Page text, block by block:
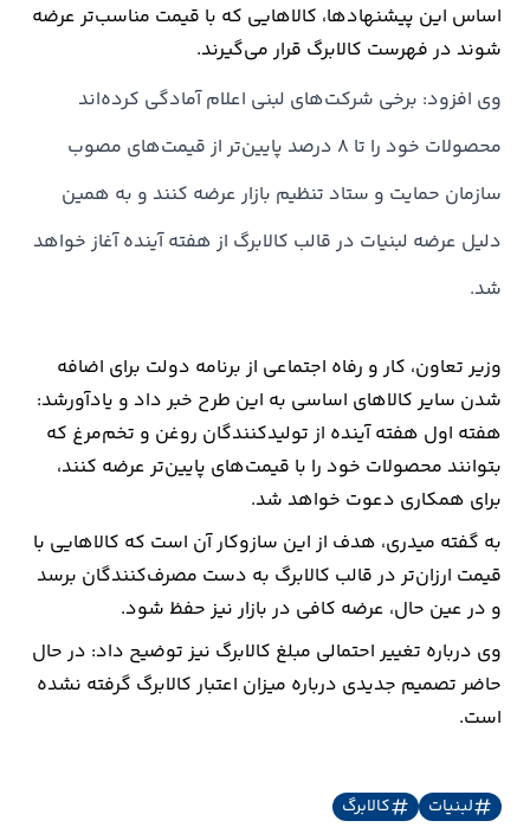
و
اقتصاد
ایران
ارتباطات
خودرو
عمومی
نوتیف
شناور
اساس این پیشنهادها، کالاهایی که با قیمت مناسب‌تر عرضه
شوند در فهرست کالابرگ قرار می‌گیرند.
وی افزود: برخی شرکت‌های لبنی اعلام آمادگی کرده‌اند
محصولات خود را تا ۸ درصد پایین‌تر از قیمت‌های مصوب
سازمان حمایت و ستاد تنظیم بازار عرضه کنند و به همین
دلیل عرضه لبنیات در قالب کالابرگ از هفته آینده آغاز خواهد
شد.
وزیر تعاون، کار و رفاه اجتماعی از برنامه دولت برای اضافه
شدن سایر کالاهای اساسی به این طرح خبر داد و یادآورشد:
هفته اول هفته آینده از تولیدکنندگان روغن و تخم‌مرغ که
بتوانند محصولات خود را با قیمت‌های پایین‌تر عرضه کنند،
برای همکاری دعوت خواهد شد.
به گفته میدری، هدف از این سازوکار آن است که کالاهایی با
قیمت ارزان‌تر در قالب کالابرگ به دست مصرف‌کنندگان برسد
و در عین حال، عرضه کافی در بازار نیز حفظ شود.
وی درباره تغییر احتمالی مبلغ کالابرگ نیز توضیح داد: در حال
حاضر تصمیم جدیدی درباره میزان اعتبار کالابرگ گرفته نشده
است.
لبنیات کالابرگ